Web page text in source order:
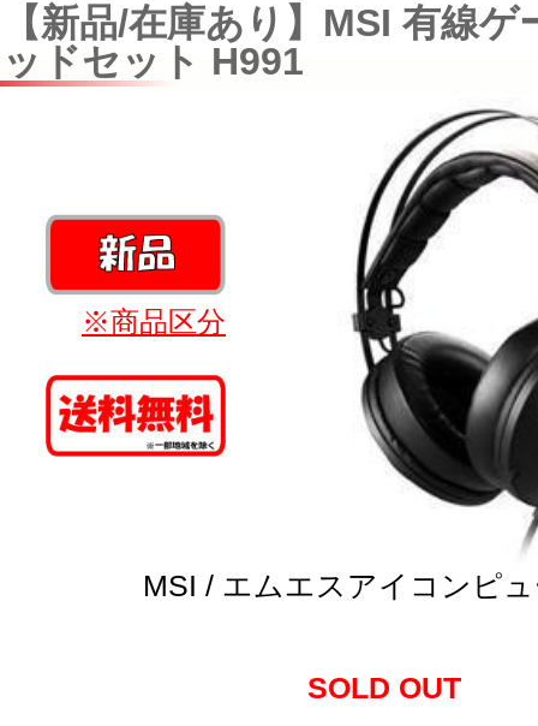
【新品/在庫あり】MSI 有線
ッドセット H991
※商品区分
MSI / エムエスアイコンピ
SOLD OUT